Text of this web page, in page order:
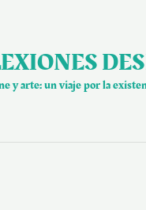
y arte: un viaje por la